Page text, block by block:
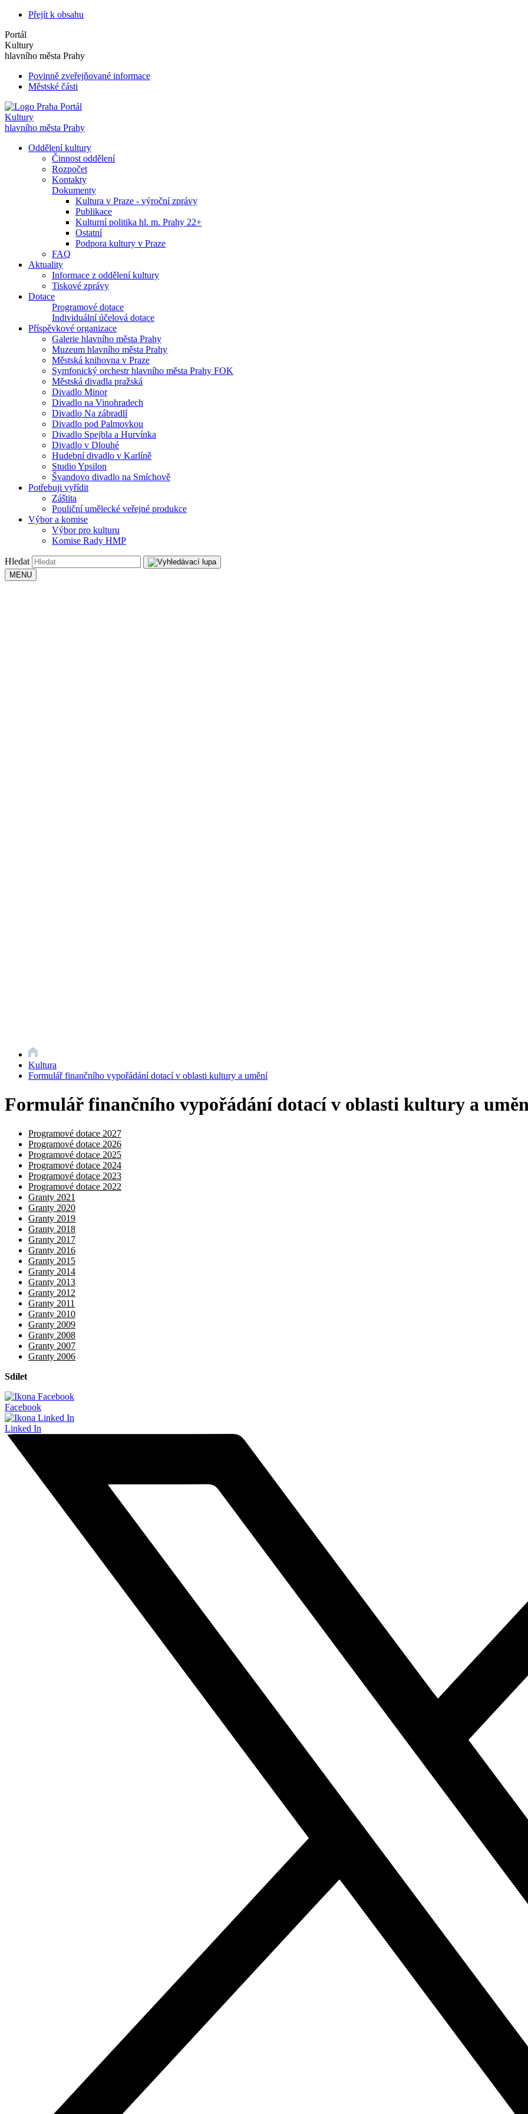
Přejít k obsahu
Portál
Kultury
hlavního města Prahy
Povinně zveřejňované informace
Městské části
Portál
Kultury
hlavního města Prahy
Oddělení kultury
Činnost oddělení
Rozpočet
Kontakty
Dokumenty
Kultura v Praze - výroční zprávy
Publikace
Kulturní politika hl. m. Prahy 22+
Ostatní
Podpora kultury v Praze
FAQ
Aktuality
Informace z oddělení kultury
Tiskové zprávy
Dotace
Programové dotace
Individuální účelová dotace
Příspěvkové organizace
Galerie hlavního města Prahy
Muzeum hlavního města Prahy
Městská knihovna v Praze
Symfonický orchestr hlavního města Prahy FOK
Městská divadla pražská
Divadlo Minor
Divadlo na Vinohradech
Divadlo Na zábradlí
Divadlo pod Palmovkou
Divadlo Spejbla a Hurvínka
Divadlo v Dlouhé
Hudební divadlo v Karlíně
Studio Ypsilon
Švandovo divadlo na Smíchově
Potřebuji vyřídit
Záštita
Pouliční umělecké veřejné produkce
Výbor a komise
Výbor pro kulturu
Komise Rady HMP
Hledat
MENU
Kultura
Formulář finančního vypořádání dotací v oblasti kultury a umění
Formulář finančního vypořádání dotací v oblasti kultury a
Programové dotace 2027
Programové dotace 2026
Programové dotace 2025
Programové dotace 2024
Programové dotace 2023
Programové dotace 2022
Granty 2021
Granty 2020
Granty 2019
Granty 2018
Granty 2017
Granty 2016
Granty 2015
Granty 2014
Granty 2013
Granty 2012
Granty 2011
Granty 2010
Granty 2009
Granty 2008
Granty 2007
Granty 2006
Sdílet
Facebook
Linked In